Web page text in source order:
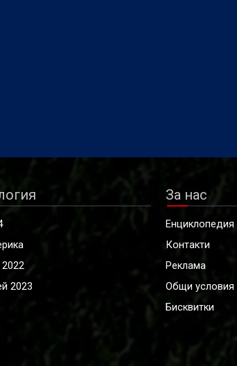
2023
За нас
Енциклопедия
Контакти
Реклама
Общи условия
Бисквитки